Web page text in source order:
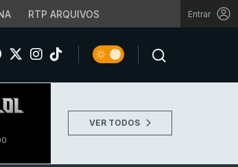
RTP ARQUIVOS Entrar
VER TODOS